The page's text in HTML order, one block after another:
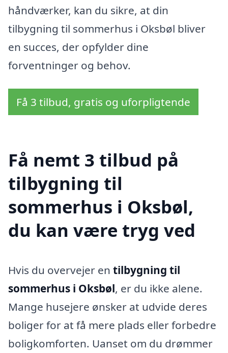
håndværker, kan du sikre, at din
tilbygning til sommerhus i Oksbøl bliver
en succes, der opfylder dine
forventninger og behov.
Få 3 tilbud, gratis og uforpligtende
Få nemt 3 tilbud på
tilbygning til
sommerhus i Oksbøl,
du kan være tryg ved
Hvis du overvejer en tilbygning til
sommerhus i Oksbøl, er du ikke alene.
Mange husejere ønsker at udvide deres
boliger for at få mere plads eller forbedre
boligkomforten. Uanset om du drømmer